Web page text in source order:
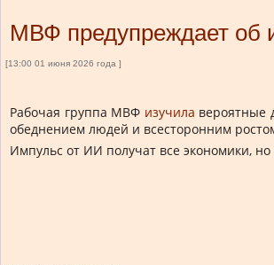
МВФ предупреждает об
[13:00 01 июня 2026 года ]
Рабочая группа МВФ изучила вероятные
обеднением людей и всесторонним
Импульс от ИИ получат все экономики,